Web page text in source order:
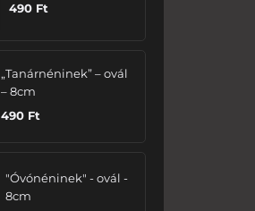
490 Ft
„Tanárnéninek” – ovál
– 8cm
490 Ft
"Óvónéninek" - ovál -
8cm